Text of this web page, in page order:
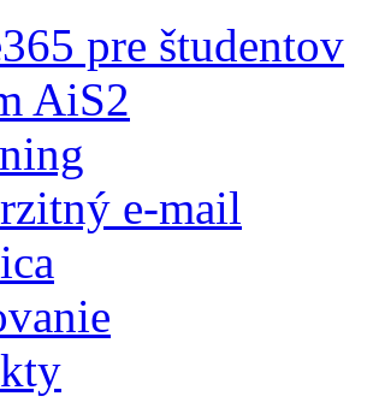
pre študentov
AiS2
e-mail